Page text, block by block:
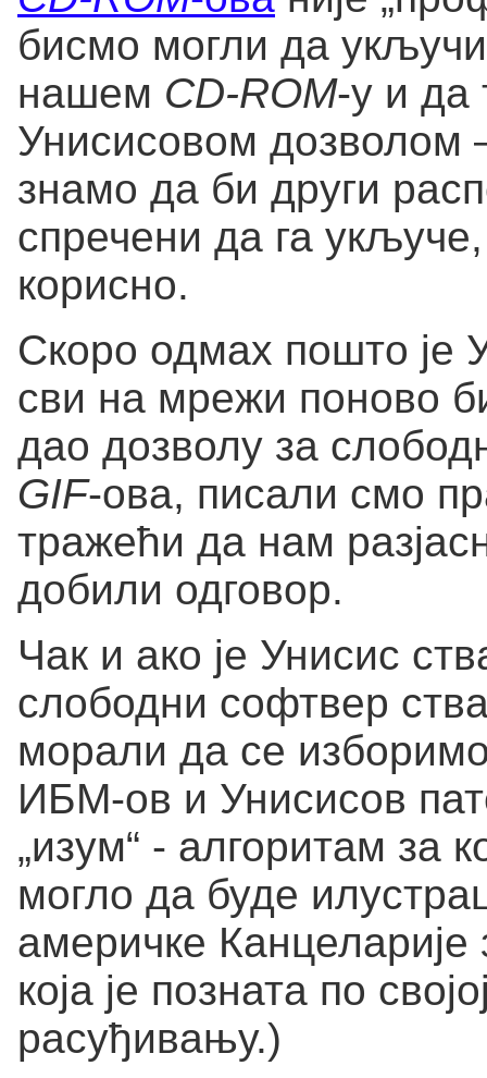
бисмо могли да
нашем CD-ROM-у и да
Унисисовом
знамо да би други
спречени да га
корисно.
Скоро одмах пошто је
сви на мрежи поново
дао дозволу за
GIF-ова, писали смо
тражећи да нам
добили одговор.
Чак и ако је Унисис
слободни софтвер
морали да се
ИБМ-ов и Унисисов
„изум“ - алгоритам за
могло да буде
америчке
која је позната по
расуђивању.)